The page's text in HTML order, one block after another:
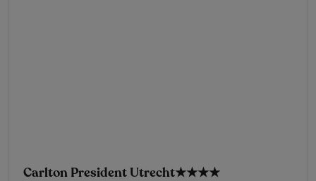
Carlton President Utrecht★★★★